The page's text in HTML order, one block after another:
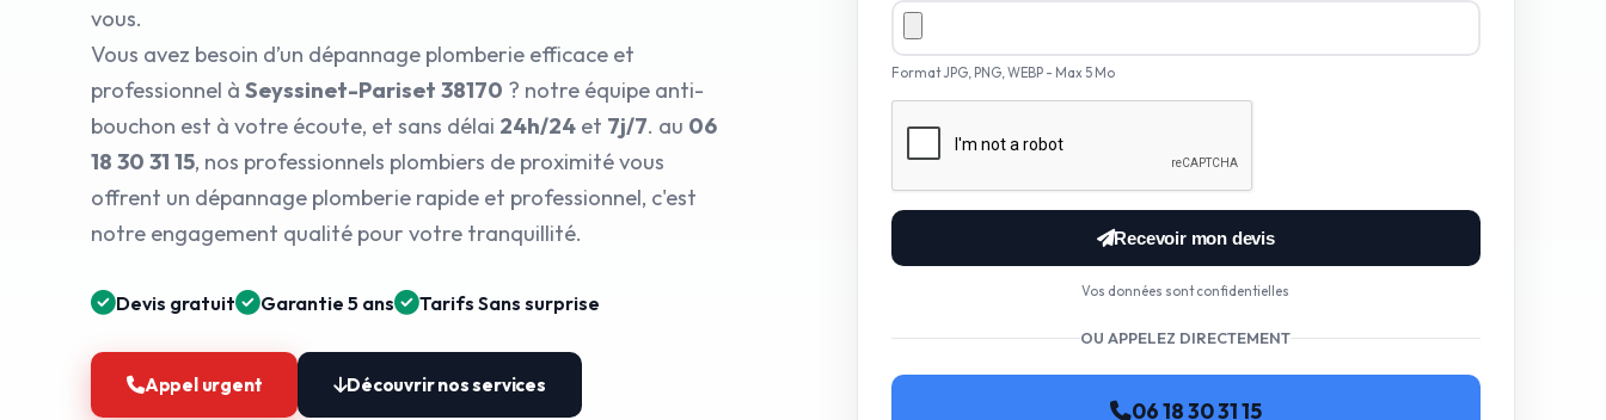
vous.
Vous avez besoin d’un dépannage plomberie efficace et
professionnel à Seyssinet-Pariset 38170 ? notre équipe anti-
bouchon est à votre écoute, et sans délai 24h/24 et 7j/7. au 06
18 30 31 15, nos professionnels plombiers de proximité vous
offrent un dépannage plomberie rapide et professionnel, c'est
notre engagement qualité pour votre tranquillité.
Devis gratuit Garantie 5 ans Tarifs Sans surprise
Appel urgent Découvrir nos services
Format JPG, PNG, WEBP - Max 5 Mo
Recevoir mon devis
Vos données sont confidentielles
OU APPELEZ DIRECTEMENT
06 18 30 31 15